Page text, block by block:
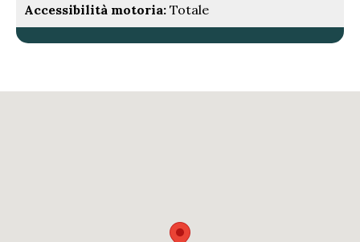
Accessibilità motoria: Totale